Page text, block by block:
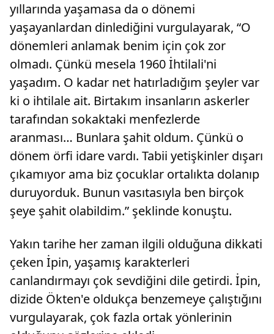
yıllarında yaşamasa da o dönemi
yaşayanlardan dinlediğini vurgulayarak, “O
dönemleri anlamak benim için çok zor
olmadı. Çünkü mesela 1960 İhtilali'ni
yaşadım. O kadar net hatırladığım şeyler var
ki o ihtilale ait. Birtakım insanların askerler
tarafından sokaktaki menfezlerde
aranması… Bunlara şahit oldum. Çünkü o
dönem örfi idare vardı. Tabii yetişkinler dışarı
çıkamıyor ama biz çocuklar ortalıkta dolanıp
duruyorduk. Bunun vasıtasıyla ben birçok
şeye şahit olabildim.” şeklinde konuştu.
Yakın tarihe her zaman ilgili olduğuna dikkati
çeken İpin, yaşamış karakterleri
canlandırmayı çok sevdiğini dile getirdi. İpin,
dizide Ökten'e oldukça benzemeye çalıştığını
vurgulayarak, çok fazla ortak yönlerinin